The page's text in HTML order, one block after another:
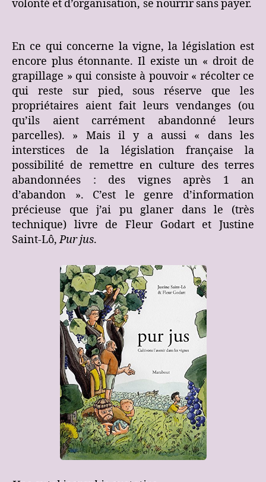
volonté et d’organisation, se nourrir sans payer.
En ce qui concerne la vigne, la législation est
encore plus étonnante. Il existe un « droit de
grapillage » qui consiste à pouvoir « récolter ce
qui reste sur pied, sous réserve que les
propriétaires aient fait leurs vendanges (ou
qu’ils aient carrément abandonné leurs
parcelles). » Mais il y a aussi « dans les
interstices de la législation française la
possibilité de remettre en culture des terres
abandonnées : des vignes après 1 an
d’abandon ». C’est le genre d’information
précieuse que j’ai pu glaner dans le (très
technique) livre de Fleur Godart et Justine
Saint-Lô,Pur jus.